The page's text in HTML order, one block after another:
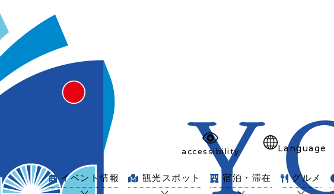
accessibility
Language
イベント情報 観光スポット 宿泊・滞在 グルメ